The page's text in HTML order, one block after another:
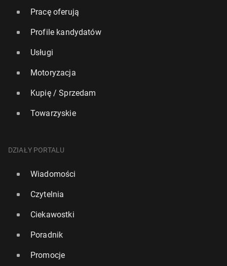
Pracę oferują
Profile kandydatów
Usługi
Motoryzacja
Kupię / Sprzedam
Towarzyskie
DZIAŁY PORTALU
Wiadomości
Czytelnia
Ciekawostki
Poradnik
Promocje